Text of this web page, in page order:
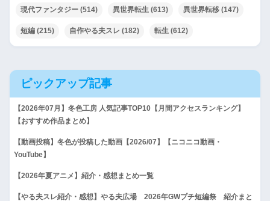
現代ファンタジー (514) 異世界転生 (613) 異世界転移 (147)
短編 (215) 自作やる夫スレ (182) 転生 (612)
ピックアップ記事
【2026年07月】冬色工房 人気記事TOP10【月間アクセスランキング】
【おすすめ作品まとめ】
【動画投稿】冬色が投稿した動画【2026/07】【ニコニコ動画・
YouTube】
【2026年夏アニメ】紹介・感想まとめ一覧
【やる夫スレ紹介・感想】やる夫広場 2026年GWプチ短編祭 紹介まと